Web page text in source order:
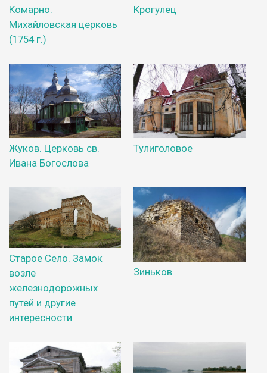
Комарно.
Михайловская церковь
(1754 г.)
Крогулец
Жуков. Церковь св.
Ивана Богослова
Тулиголовое
Старое Село. Замок
возле
железнодорожных
путей и другие
интересности
Зиньков